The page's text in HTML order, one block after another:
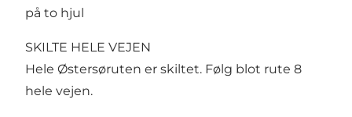
på to hjul
SKILTE HELE VEJEN
Hele Østersøruten er skiltet. Følg blot rute 8
hele vejen.